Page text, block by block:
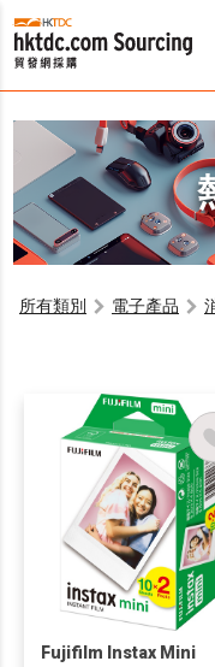
所有類別 電子產品
Fujifilm Instax Mini